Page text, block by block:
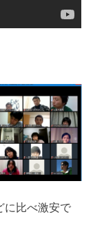
に比べ激安で